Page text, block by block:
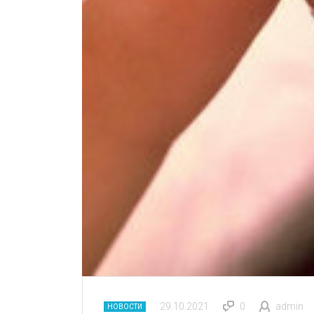
НОВОСТИ 29.10.2021 0 admin